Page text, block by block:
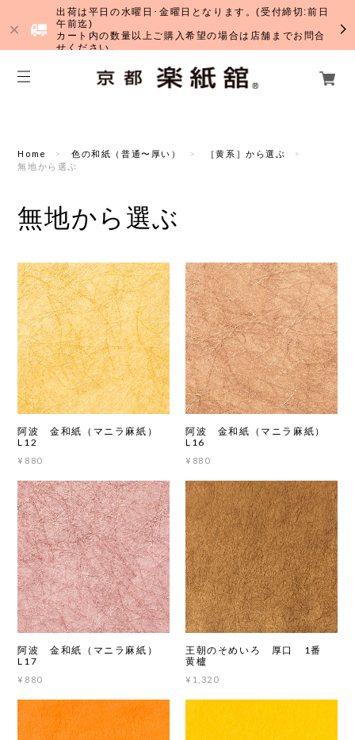
出荷は平日の水曜日･金曜日となります。(受付締切:前日
午前迄)
カート内の数量以上ご購入希望の場合は店舗までお問合
せください。
Home 色の和紙（普通〜厚い）
［黄系］から選ぶ
無地から選ぶ
無地から選ぶ
阿波 金和紙（マニラ麻紙）
L12
¥880
阿波 金和紙（マニラ麻紙）
L16
¥880
阿波 金和紙（マニラ麻紙）
L17
¥880
王朝のそめいろ 厚口 1番
黄櫨
¥1,320